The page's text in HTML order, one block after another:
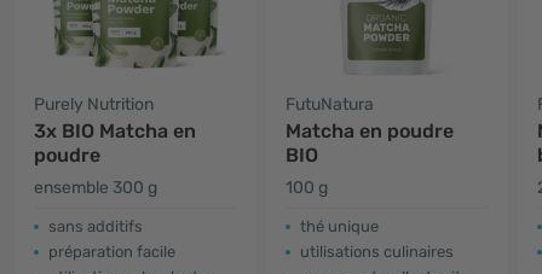
Purely Nutrition
3x BIO Matcha en
poudre
ensemble 300 g
sans additifs
préparation facile
FutuNatura
Matcha en poudre
BIO
100 g
thé unique
utilisations culinaires